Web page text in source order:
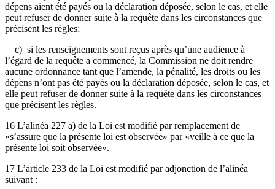
dépens aient été payés ou la déclaration déposée, selon le cas, et elle
peut refuser de donner suite à la requête dans les circonstances que
précisent les règles;
c) si les renseignements sont reçus après qu’une audience à
l’égard de la requête a commencé, la Commission ne doit rendre
aucune ordonnance tant que l’amende, la pénalité, les droits ou les
dépens n’ont pas été payés ou la déclaration déposée, selon le cas, et
elle peut refuser de donner suite à la requête dans les circonstances
que précisent les règles.
16 L’alinéa 227 a) de la Loi est modifié par remplacement de
«s’assure que la présente loi est observée» par «veille à ce que la
présente loi soit observée».
17 L’article 233 de la Loi est modifié par adjonction de l’alinéa
suivant :